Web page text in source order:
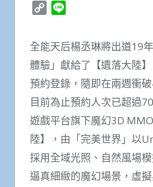
Copy
全能天后楊丞琳將出道19
體驗」獻給了【遺落大陸
預約登錄，隨即在兩週衝
目前為止預約人次已超過
遊戲平台旗下魔幻3D
陸】，由「完美世界」以
採用全域光照、自然風場
逼真細緻的魔幻場景，虛